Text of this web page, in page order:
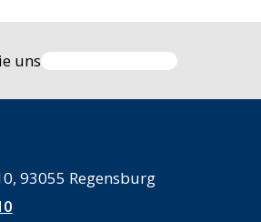
uns
93055 Regensburg